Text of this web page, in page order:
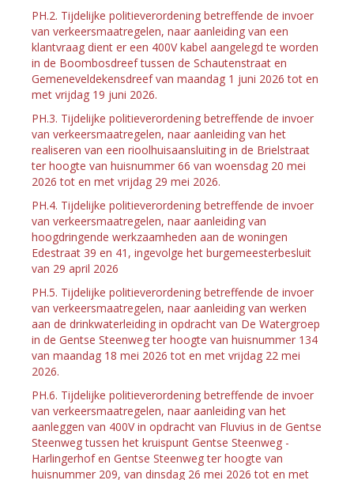
PH.2. Tijdelijke politieverordening betreffende de invoer
van verkeersmaatregelen, naar aanleiding van een
klantvraag dient er een 400V kabel aangelegd te worden
in de Boombosdreef tussen de Schautenstraat en
Gemeneveldekensdreef van maandag 1 juni 2026 tot en
met vrijdag 19 juni 2026.
PH.3. Tijdelijke politieverordening betreffende de invoer
van verkeersmaatregelen, naar aanleiding van het
realiseren van een rioolhuisaansluiting in de Brielstraat
ter hoogte van huisnummer 66 van woensdag 20 mei
2026 tot en met vrijdag 29 mei 2026.
PH.4. Tijdelijke politieverordening betreffende de invoer
van verkeersmaatregelen, naar aanleiding van
hoogdringende werkzaamheden aan de woningen
Edestraat 39 en 41, ingevolge het burgemeesterbesluit
van 29 april 2026
PH.5. Tijdelijke politieverordening betreffende de invoer
van verkeersmaatregelen, naar aanleiding van werken
aan de drinkwaterleiding in opdracht van De Watergroep
in de Gentse Steenweg ter hoogte van huisnummer 134
van maandag 18 mei 2026 tot en met vrijdag 22 mei
2026.
PH.6. Tijdelijke politieverordening betreffende de invoer
van verkeersmaatregelen, naar aanleiding van het
aanleggen van 400V in opdracht van Fluvius in de Gentse
Steenweg tussen het kruispunt Gentse Steenweg -
Harlingerhof en Gentse Steenweg ter hoogte van
huisnummer 209, van dinsdag 26 mei 2026 tot en met